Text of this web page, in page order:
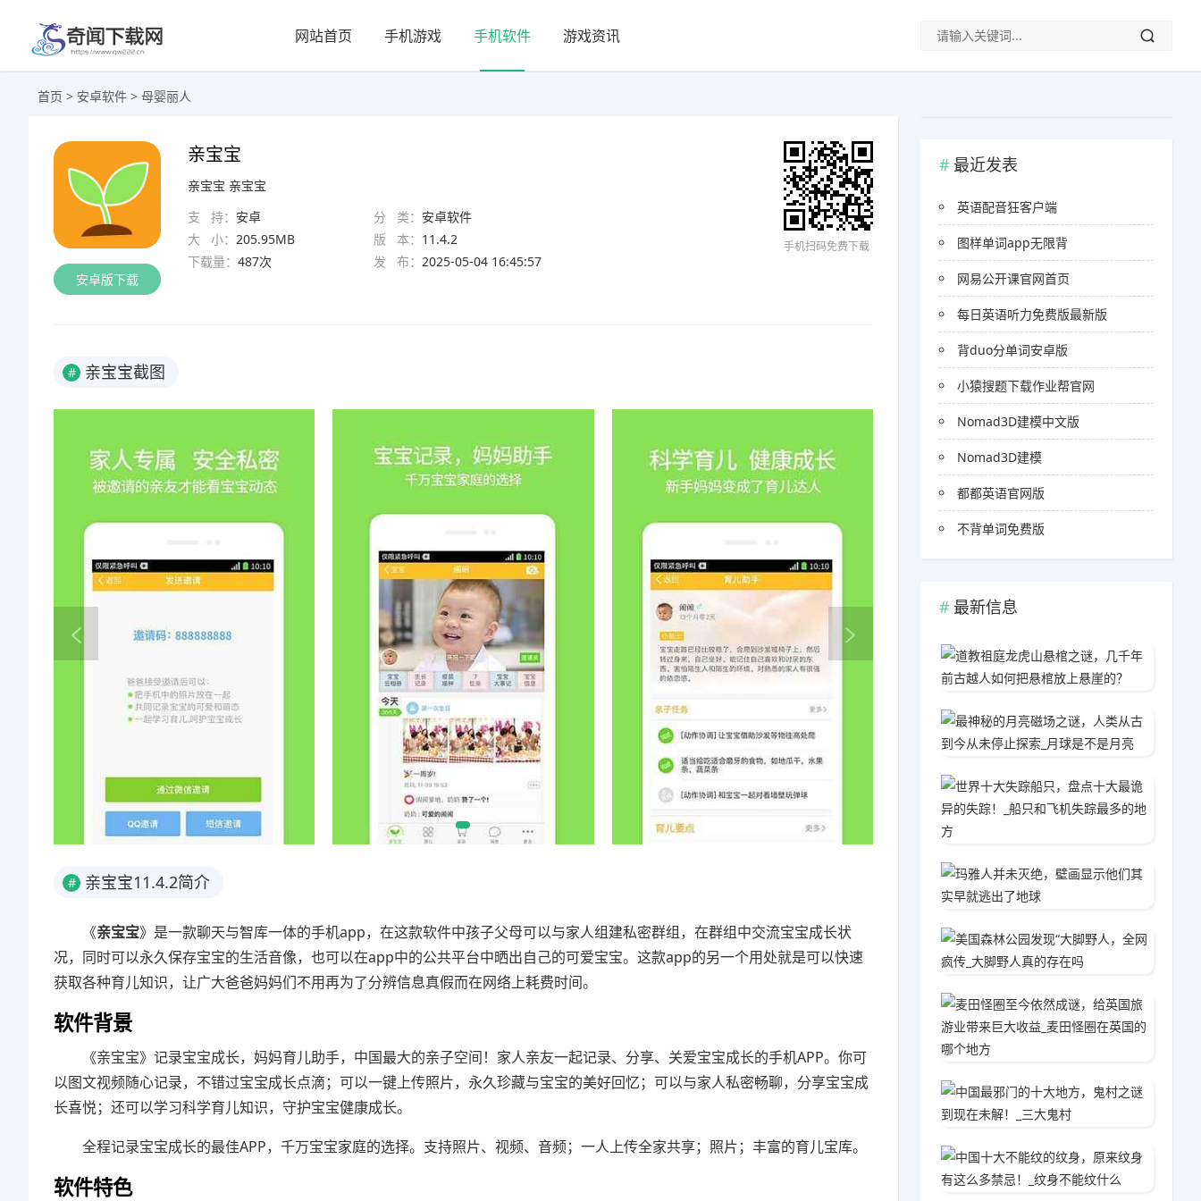
网站首页 手机游戏 手机软件 游戏资讯
首页 > 安卓软件 > 母婴丽人
安卓版下载
亲宝宝
亲宝宝 亲宝宝
支 持： 安卓 分 类： 安卓软件
大 小： 205.95MB 版 本： 11.4.2
下载量： 487次 发 布： 2025-05-04 16:45:57
手机扫码免费下载
# 亲宝宝截图
# 亲宝宝11.4.2简介
《亲宝宝》是一款聊天与智库一体的手机app，在这款软件中孩子父母可以与家人组建私密群组，在群组中交流宝宝成长状
况，同时可以永久保存宝宝的生活音像，也可以在app中的公共平台中晒出自己的可爱宝宝。这款app的另一个用处就是可以快速
获取各种育儿知识，让广大爸爸妈妈们不用再为了分辨信息真假而在网络上耗费时间。
软件背景
《亲宝宝》记录宝宝成长，妈妈育儿助手，中国最大的亲子空间！家人亲友一起记录、分享、关爱宝宝成长的手机APP。你可
以图文视频随心记录，不错过宝宝成长点滴；可以一键上传照片，永久珍藏与宝宝的美好回忆；可以与家人私密畅聊，分享宝宝成
长喜悦；还可以学习科学育儿知识，守护宝宝健康成长。
全程记录宝宝成长的最佳APP，千万宝宝家庭的选择。支持照片、视频、音频；一人上传全家共享；照片；丰富的育儿宝库。
软件特色
最近发表
英语配音狂客户端
图样单词app无限背
网易公开课官网首页
每日英语听力免费版最新版
背duo分单词安卓版
小猿搜题下载作业帮官网
Nomad3D建模中文版
Nomad3D建模
都都英语官网版
不背单词免费版
最新信息